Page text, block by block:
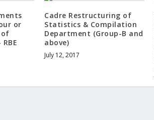
or
of
Cadre Restructuring of
Statistics & Compilation
Department (Group-B and
above)
July 12, 2017